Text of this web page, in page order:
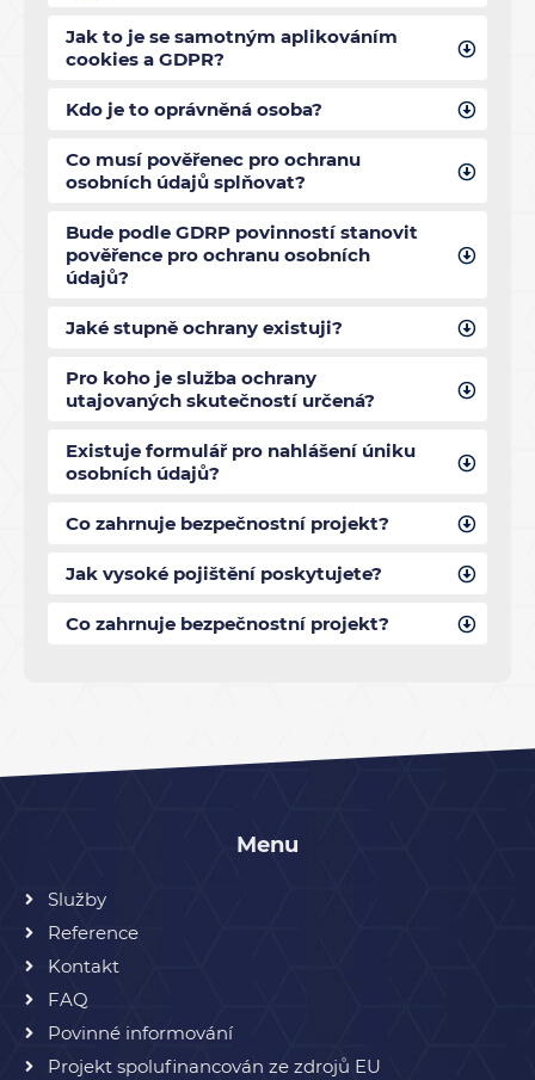
Jak to je se samotným aplikováním
cookies a GDPR?
Kdo je to oprávněná osoba?
Co musí pověřenec pro ochranu
osobních údajů splňovat?
Bude podle GDRP povinností stanovit
pověřence pro ochranu osobních
údajů?
Jaké stupně ochrany existuji?
Pro koho je služba ochrany
utajovaných skutečností určená?
Existuje formulář pro nahlášení úniku
osobních údajů?
Co zahrnuje bezpečnostní projekt?
Jak vysoké pojištění poskytujete?
Co zahrnuje bezpečnostní projekt?
Menu
Služby
Reference
Kontakt
FAQ
Povinné informování
Projekt spolufinancován ze zdrojů EU